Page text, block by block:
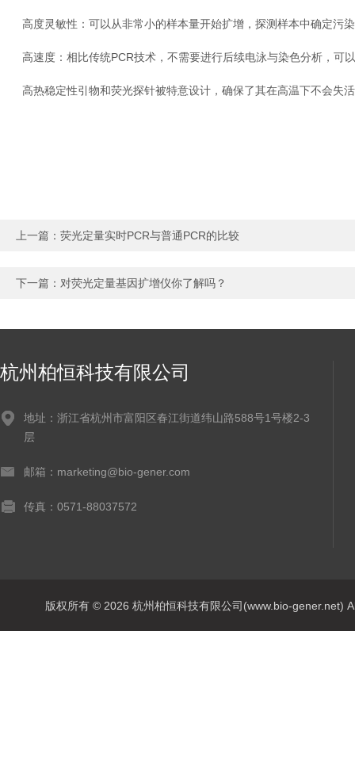
高度灵敏性：可以从非常小的样本量开始扩增，探测样本中确定污
高速度：相比传统PCR技术，不需要进行后续电泳与染色分析，可
高热稳定性引物和荧光探针被特意设计，确保了其在高温下不会失
上一篇： 荧光定量实时PCR与普通PCR的比较
下一篇： 对荧光定量基因扩增仪你了解吗？
杭州柏恒科技有限公司
地址：浙江省杭州市富阳区春江街道纬山路588号1号楼2-3
层
邮箱：marketing@bio-gener.com
传真：0571-88037572
版权所有 © 2026 杭州柏恒科技有限公司(www.bio-